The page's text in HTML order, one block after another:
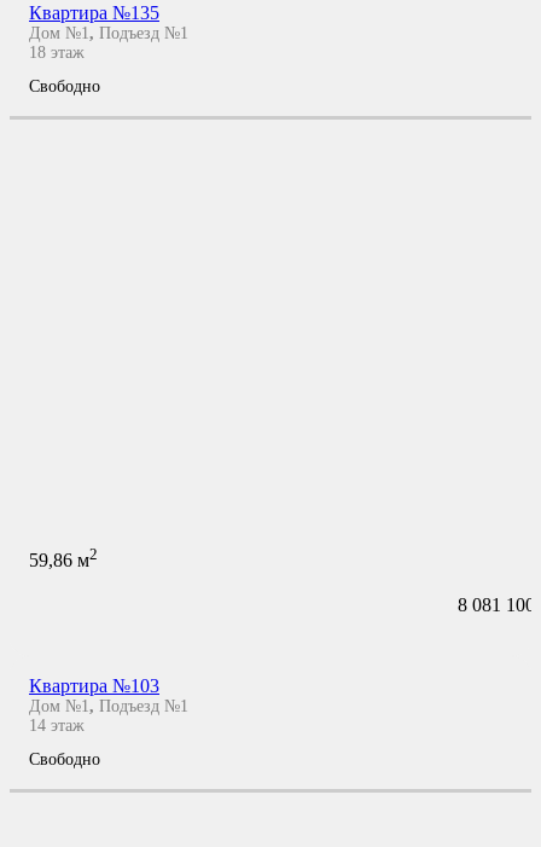
Квартира №135
Дом №1, Подъезд №1
18 этаж
Свободно
59,86 м2
8 081 100
Квартира №103
Дом №1 , Подъезд №1
14 этаж
Свободно